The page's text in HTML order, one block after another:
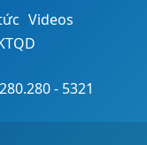
Videos
- 5321